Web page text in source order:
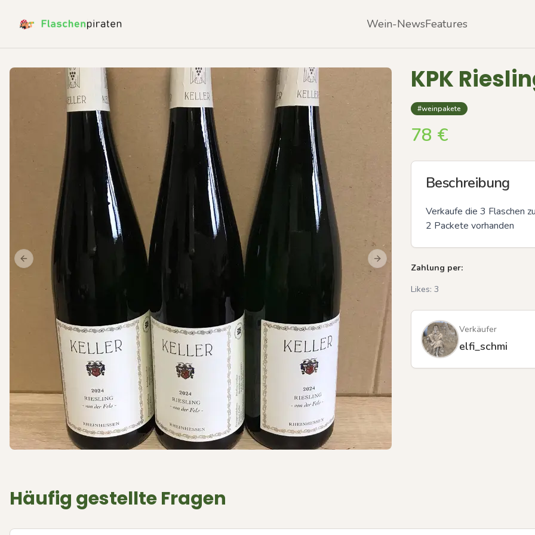
Wein-NewsFeatures
Previous slide Next slide
KPK
#weinpakete
78 €
Beschreibung
Verkaufe die 3 Flaschen
2 Packete vorhanden
Zahlung per:
Likes: 3
Verkäufer
elfi_schmi
Häufig gestellte Fragen